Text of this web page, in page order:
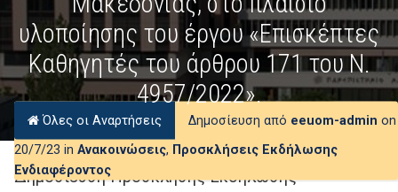
υλοποίησης του έργου «Επισκέπτες
Καθηγητές του άρθρου 171 του Ν.
4957/2022».
Όλες οι Αναρτήσεις Δημοσίευση από eeuom-admin on
20/7/23 in Ανακοινώσεις, Προσκλήσεις Εκδήλωσης
Ενδιαφέροντος
Δημοσίευση Πρόσκλησης Εκδήλωσης